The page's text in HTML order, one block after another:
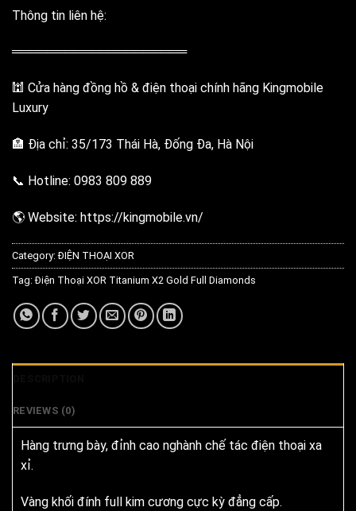
Thông tin liên hệ:
════════════════════
🕍 Cửa hàng đồng hồ & điện thoại chính hãng Kingmobile
Luxury
🏣 Địa chỉ: 35/173 Thái Hà, Đống Đa, Hà Nội
📞 Hotline: 0983 809 889
🌎 Website: https://kingmobile.vn/
Category:ĐIỆN THOẠI XOR
Tag:Điện Thoại XOR Titanium X2 Gold Full Diamonds
REVIEWS (0)
Hàng trưng bày, đỉnh cao nghành chế tác điện thoại xa
xỉ.
Vàng khối đính full kim cương cực kỳ đẳng cấp.